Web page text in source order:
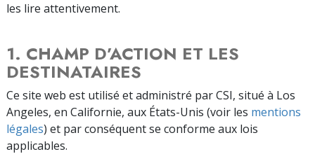
les lire attentivement.
1. CHAMP D’ACTION ET LES
DESTINATAIRES
Ce site web est utilisé et administré par CSI, situé à Los
Angeles, en Californie, aux États-Unis (voir les mentions
légales) et par conséquent se conforme aux lois
applicables.